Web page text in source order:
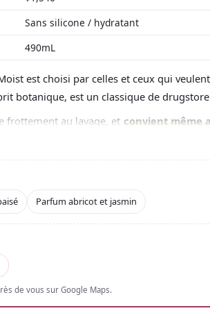
Sans silicone / hydratant
490mL
est choisi par celles et ceux qui
botanique, est un classique de
frottement au lavage, et convient même
avec une touche nette. Plutôt pour qui
fins, commencer avec peu de produit.
Parfum abricot et jasmin
de vous sur Google Maps.